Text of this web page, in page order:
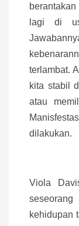
lagi di
terlambat.
kita stabil
atau
dilakukan.
Viola
kehidupan